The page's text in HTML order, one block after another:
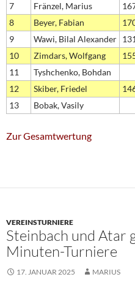
7
Fränzel, Marius
8
Beyer, Fabian
9
Wawi, Bilal Alexander
10
Zimdars, Wolfgang
11
Tyshchenko, Bohdan
12
Skiber, Friedel
13
Bobak, Vasily
Zur Gesamtwertung
VEREINSTURNIERE
Steinbach und Atar
Minuten-Turniere
17. JANUAR 2025 MARIUS